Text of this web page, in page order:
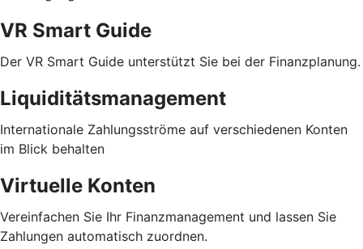
VR Smart Guide
Der VR Smart Guide unterstützt Sie bei der Finanzplanung.
Liquiditätsmanagement
Internationale Zahlungsströme auf verschiedenen Konten
im Blick behalten
Virtuelle Konten
Vereinfachen Sie Ihr Finanzmanagement und lassen Sie
Zahlungen automatisch zuordnen.